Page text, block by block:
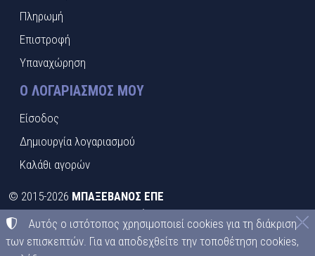
Πληρωμή
Επιστροφή
Υπαναχώρηση
Ο ΛΟΓΑΡΙΑΣΜΌΣ ΜΟΥ
Είσοδος
Δημιουργία λογαριασμού
Καλάθι αγορών
© 2015-2026 ΜΠΑΞΕΒΑΝΟΣ ΕΠΕ
ΑΦΜ:EL095413492• Αριθμός ΓΕΜΗ:021397526000
Όροι χρήσης •Πολιτική απορρήτου•Πολιτική cookies
Αυτός ο ιστότοπος χρησιμοποιεί cookies για τη διάκριση
των επισκεπτών. Για να αποδεχθείτε την τοποθέτηση cookies,